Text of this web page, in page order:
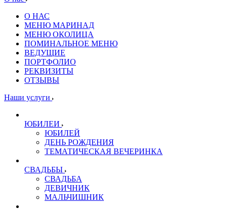
О НАС
МЕНЮ МАРИНАД
МЕНЮ ОКОЛИЦА
ПОМИНАЛЬНОЕ МЕНЮ
ВЕДУЩИЕ
ПОРТФОЛИО
РЕКВИЗИТЫ
ОТЗЫВЫ
Наши услуги
ЮБИЛЕИ
ЮБИЛЕЙ
ДЕНЬ РОЖДЕНИЯ
ТЕМАТИЧЕСКАЯ ВЕЧЕРИНКА
СВАДЬБЫ
СВАДЬБА
ДЕВИЧНИК
МАЛЬЧИШНИК